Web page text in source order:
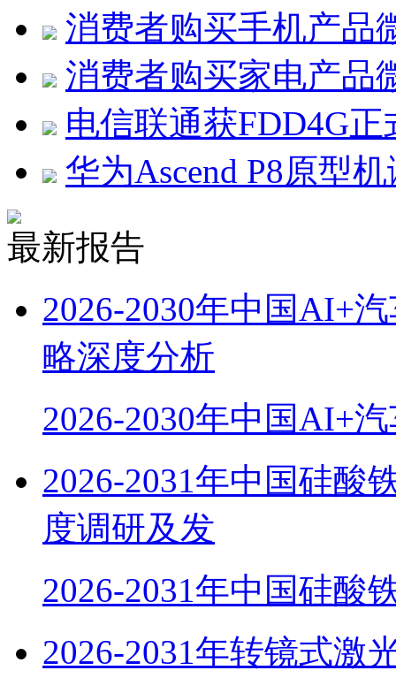
消费者购买手机产品
消费者购买家电产品
电信联通获FDD4G
华为Ascend P8原型
最新报告
2026-2030年中国AI+
略深度分析
2026-2030年中国AI+
2026-2031年中国硅酸
度调研及发
2026-2031年中国硅酸
2026-2031年转镜式激